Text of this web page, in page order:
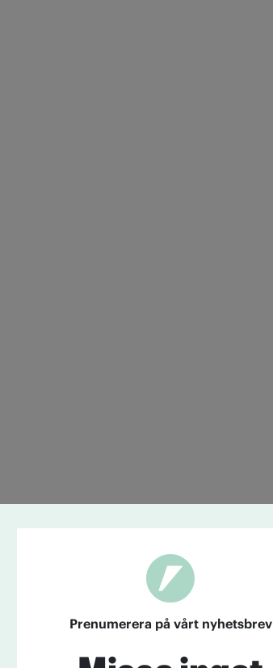
Prenumerera på vårt nyhetsbrev